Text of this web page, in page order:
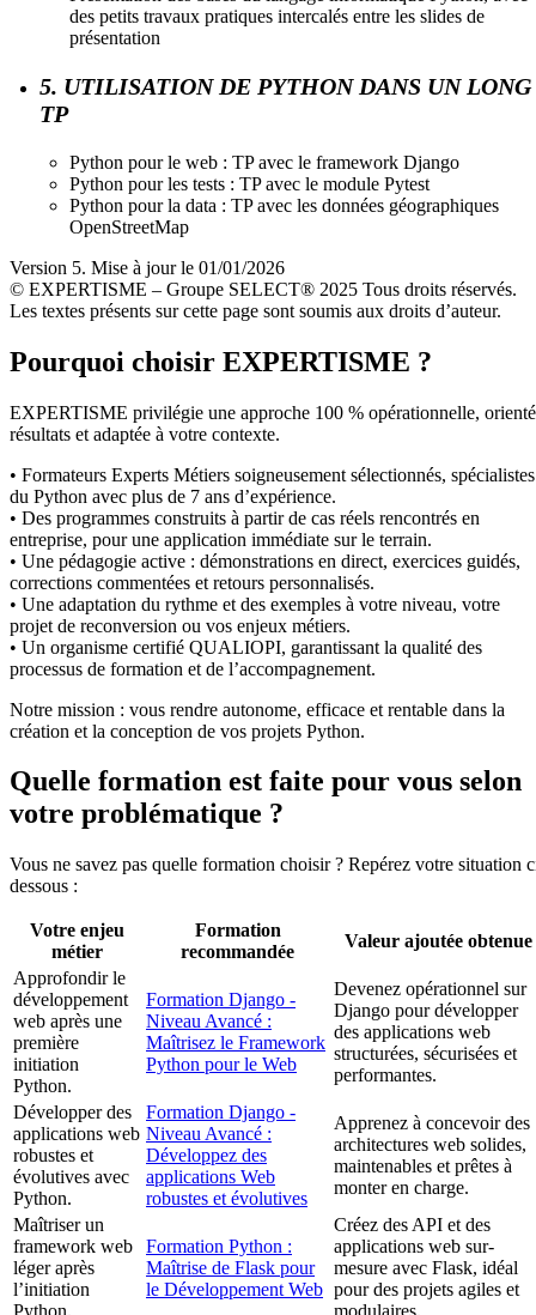
des petits travaux pratiques intercalés entre les slides de
présentation
5. UTILISATION DE PYTHON DANS UN LONG
TP
Python pour le web : TP avec le framework Django
Python pour les tests : TP avec le module Pytest
Python pour la data : TP avec les données géographiques
OpenStreetMap
Version 5. Mise à jour le 01/01/2026
© EXPERTISME – Groupe SELECT® 2025 Tous droits réservés.
Les textes présents sur cette page sont soumis aux droits d’auteur.
Pourquoi choisir EXPERTISME ?
EXPERTISME privilégie une approche 100 % opérationnelle,
résultats et adaptée à votre contexte.
• Formateurs Experts Métiers soigneusement sélectionnés, spécialistes
du Python avec plus de 7 ans d’expérience.
• Des programmes construits à partir de cas réels rencontrés en
entreprise, pour une application immédiate sur le terrain.
• Une pédagogie active : démonstrations en direct, exercices guidés,
corrections commentées et retours personnalisés.
• Une adaptation du rythme et des exemples à votre niveau, votre
projet de reconversion ou vos enjeux métiers.
• Un organisme certifié QUALIOPI, garantissant la qualité des
processus de formation et de l’accompagnement.
Notre mission : vous rendre autonome, efficace et rentable dans la
création et la conception de vos projets Python.
Quelle formation est faite pour vous selon
votre problématique ?
Vous ne savez pas quelle formation choisir ? Repérez votre situation
dessous :
Votre enjeu
métier
Formation
recommandée
Valeur ajoutée obtenue
Approfondir le
développement
web après une
première
initiation
Python.
Formation Django -
Niveau Avancé :
Maîtrisez le Framework
Python pour le Web
Devenez opérationnel sur
Django pour développer
des applications web
structurées, sécurisées et
performantes.
Développer des
applications web
robustes et
évolutives avec
Python.
Formation Django -
Niveau Avancé :
Développez des
applications Web
robustes et évolutives
Apprenez à concevoir des
architectures web solides,
maintenables et prêtes à
monter en charge.
Maîtriser un
framework web
léger après
l’initiation
Formation Python :
Maîtrise de Flask pour
le Développement Web
Créez des API et des
applications web sur-
mesure avec Flask, idéal
pour des projets agiles et